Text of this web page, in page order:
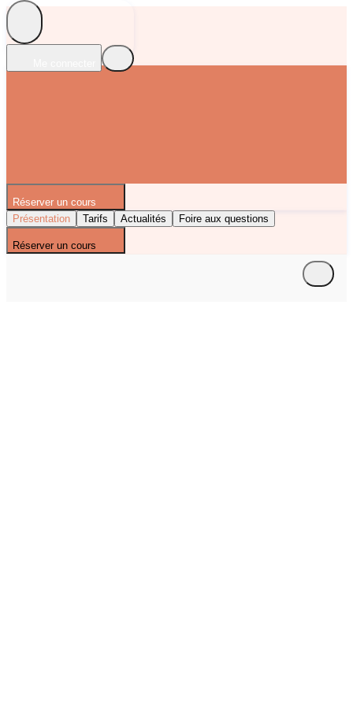
Réserver un cours
Présentation
Tarifs Actualités Foire aux questions
Réserver un cours